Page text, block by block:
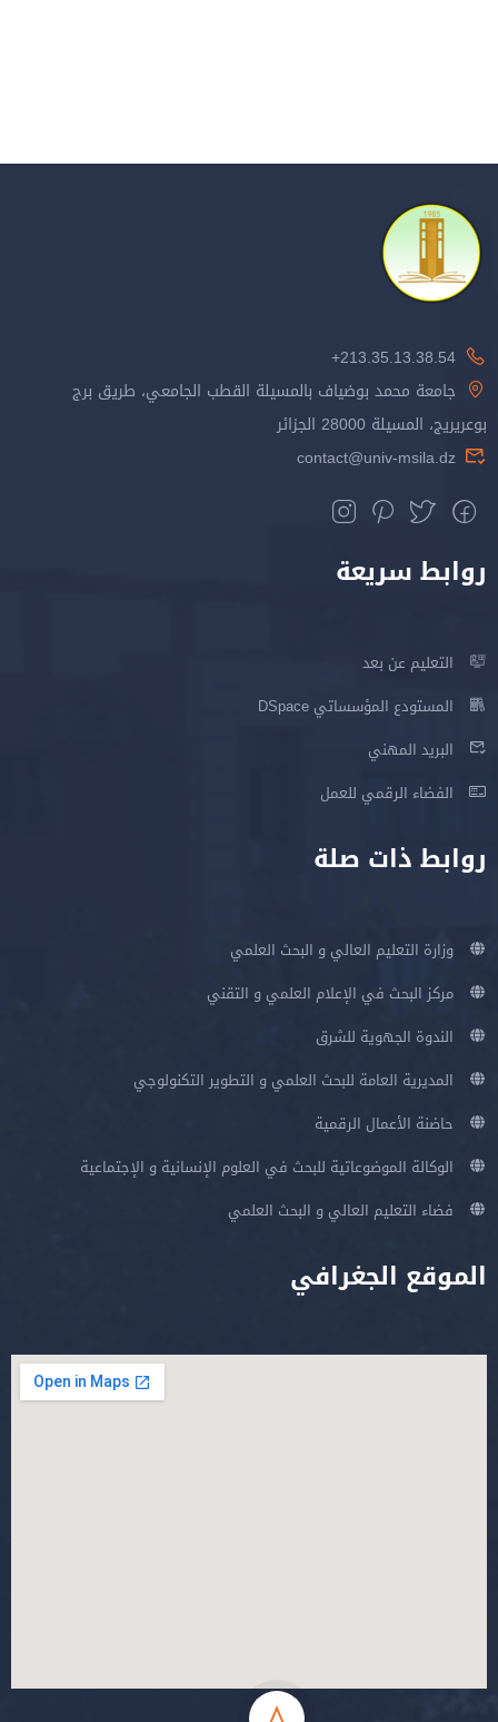
213.35.13.38.54+
جامعة محمد بوضياف بالمسيلة القطب الجامعي، طريق برج
بوعريريج، المسيلة 28000 الجزائر
contact@univ-msila.dz
روابط سريعة
التعليم عن بعد
المستودع المؤسساتي DSpace
البريد المهني
الفضاء الرقمي للعمل
روابط ذات صلة
وزارة التعليم العالي و البحث العلمي
مركز البحث في الإعلام العلمي و التقني
الندوة الجهوية للشرق
المديرية العامة للبحث العلمي و التطوير التكنولوجي
حاضنة الأعمال الرقمية
الوكالة الموضوعاتية للبحث في العلوم الإنسانية و الإجتماعية
فضاء التعليم العالي و البحث العلمي
الموقع الجغرافي